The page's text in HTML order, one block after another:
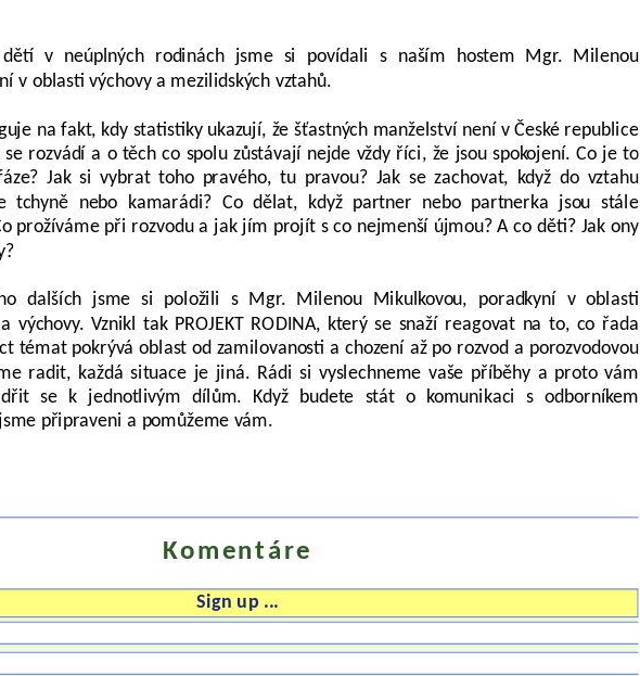
v neúplných rodinách jsme si povídali s naším hostem Mgr. Milenou
v oblasti výchovy a mezilidských vztahů.
na fakt, kdy statistiky ukazují, že šťastných manželství není v České republice
se rozvádí a o těch co spolu zůstávají nejde vždy říci, že jsou spokojení. Co je to
Jak si vybrat toho pravého, tu pravou? Jak se zachovat, když do vztahu
tchyně nebo kamarádi? Co dělat, když partner nebo partnerka jsou stále
prožíváme při rozvodu a jak jím projít s co nejmenší újmou? A co děti? Jak ony
dalších jsme si položili s Mgr. Milenou Mikulkovou, poradkyní v oblasti
výchovy. Vznikl tak PROJEKT RODINA, který se snaží reagovat na to, co řada
témat pokrývá oblast od zamilovanosti a chození až po rozvod a porozvodovou
radit, každá situace je jiná. Rádi si vyslechneme vaše příběhy a proto vám
se k jednotlivým dílům. Když budete stát o komunikaci s odborníkem
připraveni a pomůžeme vám.
Komentáre
Sign up ...